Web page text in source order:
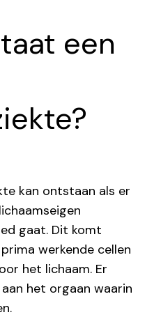
een
kan ontstaan als er
gaat. Dit komt
werkende cellen
het lichaam. Er
het orgaan waarin